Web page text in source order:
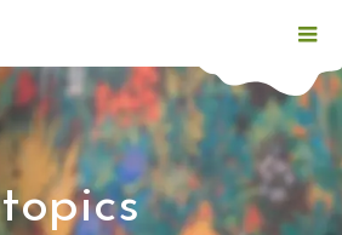
topics